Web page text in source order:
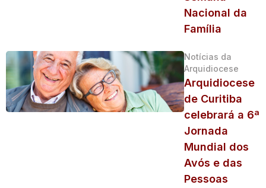
Nacional da
Família
Notícias da
Arquidiocese
Arquidiocese
de Curitiba
celebrará a 6ª
Jornada
Mundial dos
Avós e das
Pessoas